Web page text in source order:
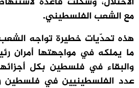
مع الشعب الفلسطيني.
هذه تحدّيات خطيرة تواجه
ما يملكه في مواجهتها أمران
والبقاء في فلسطين بكل
عدد الفلسطينيين في فلسطين